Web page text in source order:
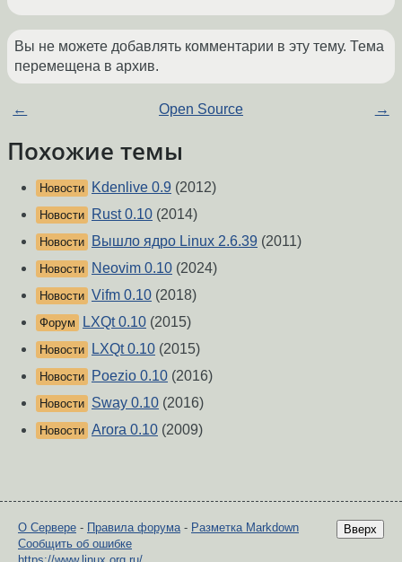
Вы не можете добавлять комментарии в эту тему. Тема
перемещена в архив.
← Open Source →
Похожие темы
Новости Kdenlive 0.9 (2012)
Новости Rust 0.10 (2014)
Новости Вышло ядро Linux 2.6.39 (2011)
Новости Neovim 0.10 (2024)
Новости Vifm 0.10 (2018)
Форум LXQt 0.10 (2015)
Новости LXQt 0.10 (2015)
Новости Poezio 0.10 (2016)
Новости Sway 0.10 (2016)
Новости Arora 0.10 (2009)
Вверх
О Сервере - Правила форума- Разметка Markdown
Сообщить об ошибке